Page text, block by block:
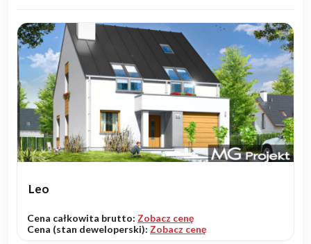
Leo
Cena całkowita brutto: Zobacz cenę
Cena (stan deweloperski): Zobacz cenę